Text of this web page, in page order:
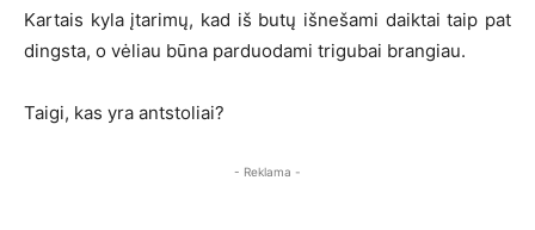
Kartais kyla įtarimų, kad iš butų išnešami daiktai taip pat
dingsta, o vėliau būna parduodami trigubai brangiau.
Taigi, kas yra antstoliai?
- Reklama -